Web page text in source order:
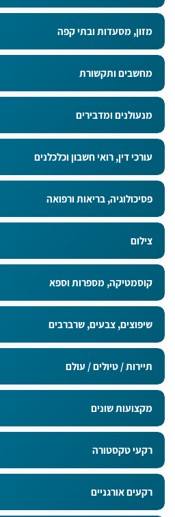
מזון, מסעדות ובתי קפה
מחשבים ותקשורת
מנעולנים ומדבירים
עורכי דין, רואי חשבון וכלכלנים
פסיכולוגיה, בריאות ורפואה
צילום
קוסמטיקה, מספרות וספא
שיפוצים, צבעים, שרברבים
תיירות / טיולים / עולם
מקצועות שונים
רקעי טקסטורה
רקעים אורגניים